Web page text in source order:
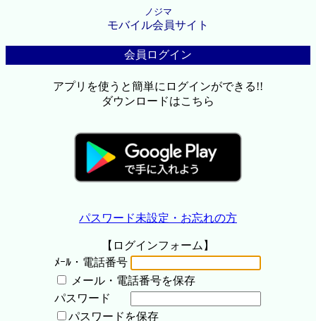
ノジマ
モバイル会員サイト
会員ログイン
アプリを使うと簡単にログインができる!!
ダウンロードはこちら
パスワード未設定・お忘れの方
【ログインフォーム】
ﾒｰﾙ・電話番号
メール・電話番号を保存
パスワード
パスワードを保存